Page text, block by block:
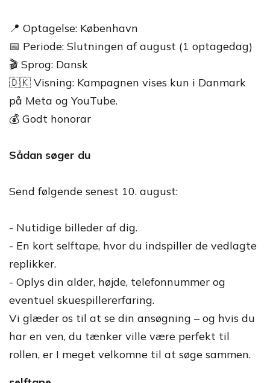
📍 Optagelse: København
📅 Periode: Slutningen af august (1 optagedag)
🎬 Sprog: Dansk
🇩🇰 Visning: Kampagnen vises kun i Danmark
på Meta og YouTube.
💰 Godt honorar
Sådan søger du
Send følgende senest 10. august:
- Nutidige billeder af dig.
- En kort selftape, hvor du indspiller de vedlagte
replikker.
- Oplys din alder, højde, telefonnummer og
eventuel skuespillererfaring.
Vi glæder os til at se din ansøgning – og hvis du
har en ven, du tænker ville være perfekt til
rollen, er I meget velkomne til at søge sammen.